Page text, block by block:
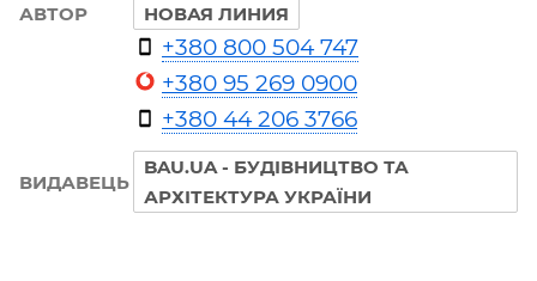
АВТОР НОВАЯ ЛИНИЯ
+380 800 504 747
+380 95 269 0900
+380 44 206 3766
ВИДАВЕЦЬ
BAU.UA - БУДІВНИЦТВО ТА
АРХІТЕКТУРА УКРАЇНИ